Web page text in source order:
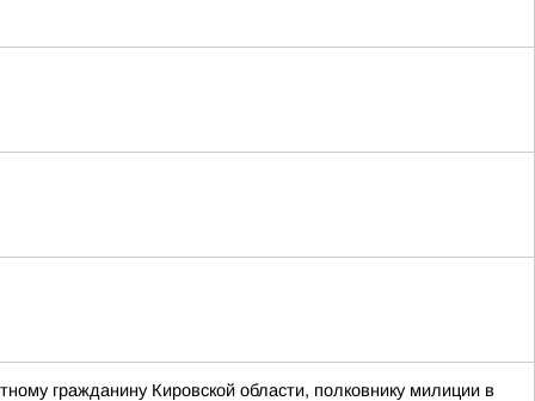
гражданину Кировской области, полковнику милиции в